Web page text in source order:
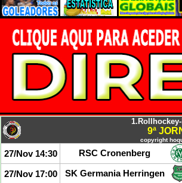
9ª
copyright
27/Nov 14:30 RSC Cronenberg
27/Nov 17:00 SK Germania Herringen